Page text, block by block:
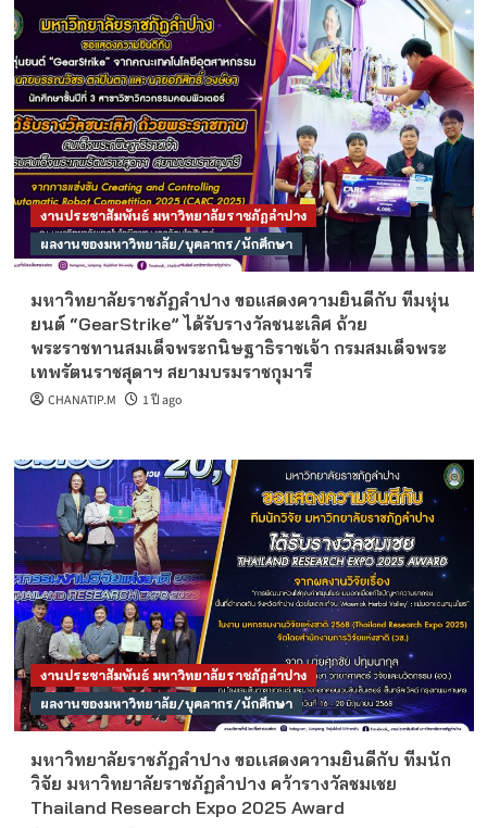
งานประชาสัมพันธ์ มหาวิทยาลัยราชภัฏลำปาง
ผลงานของมหาวิทยาลัย/บุคลากร/นักศึกษา
มหาวิทยาลัยราชภัฏลำปาง ขอแสดงความยินดีกับ ทีมหุ่น
ยนต์ “GearStrike” ได้รับรางวัลชนะเลิศ ถ้วย
พระราชทานสมเด็จพระกนิษฐาธิราชเจ้า กรมสมเด็จพระ
เทพรัตนราชสุดาฯ สยามบรมราชกุมารี
CHANATIP.M 1 ปี ago
งานประชาสัมพันธ์ มหาวิทยาลัยราชภัฏลำปาง
ผลงานของมหาวิทยาลัย/บุคลากร/นักศึกษา
มหาวิทยาลัยราชภัฏลำปาง ขอเเสดงความยินดีกับ ทีมนัก
วิจัย มหาวิทยาลัยราชภัฏลำปาง คว้ารางวัลชมเชย
Thailand Research Expo 2025 Award